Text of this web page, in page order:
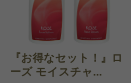
『お得なセット！』ロ
ーズ モイスチャ...